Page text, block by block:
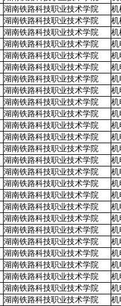
湖南铁路科技职业技术学院
机
湖南铁路科技职业技术学院
机
湖南铁路科技职业技术学院
机
湖南铁路科技职业技术学院
机
湖南铁路科技职业技术学院
机
湖南铁路科技职业技术学院
机
湖南铁路科技职业技术学院
机
湖南铁路科技职业技术学院
机
湖南铁路科技职业技术学院
机
湖南铁路科技职业技术学院
机
湖南铁路科技职业技术学院
机
湖南铁路科技职业技术学院
机
湖南铁路科技职业技术学院
机
湖南铁路科技职业技术学院
机
湖南铁路科技职业技术学院
机
湖南铁路科技职业技术学院
机
湖南铁路科技职业技术学院
机
湖南铁路科技职业技术学院
机
湖南铁路科技职业技术学院
机
湖南铁路科技职业技术学院
机
湖南铁路科技职业技术学院
机
湖南铁路科技职业技术学院
机
湖南铁路科技职业技术学院
机
湖南铁路科技职业技术学院
机
湖南铁路科技职业技术学院
机
湖南铁路科技职业技术学院
机